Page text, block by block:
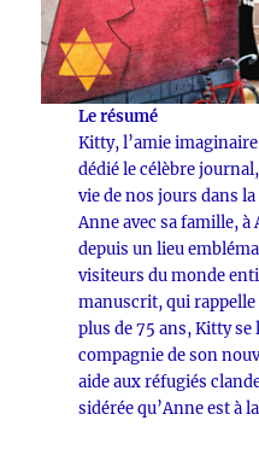
Le résumé
Kitty, l’amie
dédié le célèbre
vie de nos jours dans
Anne avec sa famille, à
depuis un lieu
visiteurs du monde
manuscrit, qui rappelle
plus de 75 ans, Kitty se
compagnie de son
aide aux réfugiés
sidérée qu’Anne est à